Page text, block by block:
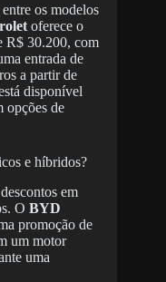
os modelos
oferece o
R$ 30.200, com
entrada de
a partir de
disponível
opções de
e híbridos?
em
O BYD
promoção de
um motor
uma